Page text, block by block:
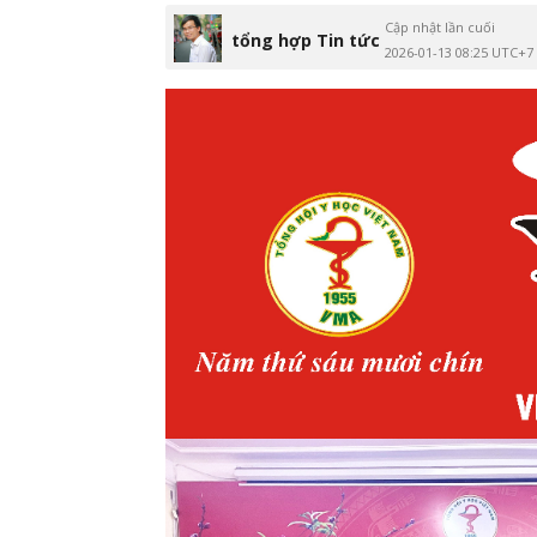
tổng hợp Tin tức
Cập nhật lần cuối
2026-01-13 08:25 UTC+7